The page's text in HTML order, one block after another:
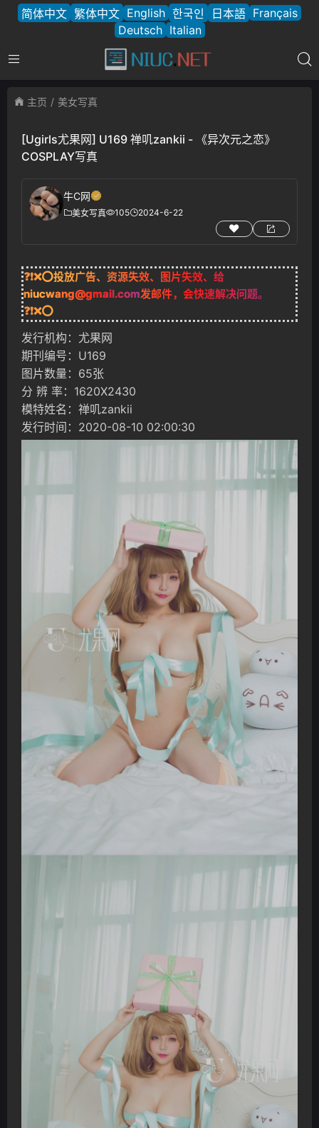
简体中文 繁体中文 English 한국인 日本語 Français
Deutsch Italian
主页 美女写真
[Ugirls尤果网] U169 禅叽zankii - 《异次元之恋》
COSPLAY写真
牛C网
美女写真 105 2024-6-22
❓❗❌⭕投放广告、资源失效、图片失效、给
niucwang@gmail.com发邮件，会快速解决问题。
❓❗❌⭕
发行机构：尤果网
期刊编号：U169
图片数量：65张
分 辨 率：1620X2430
模特姓名：禅叽zankii
发行时间：2020-08-10 02:00:30